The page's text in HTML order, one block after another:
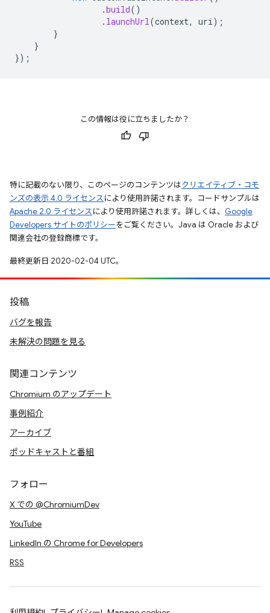
.build()
. launchUrl(context, uri);
}
}
});
この情報は役に立ちましたか？
特に記載のない限り、このページのコンテンツはクリエイティブ・コモ
ンズの表示 4.0 ライセンスにより使用許諾されます。コードサンプルは
Apache 2.0 ライセンスにより使用許諾されます。詳しくは、 Google
Developers サイトのポリシーをご覧ください。Java は Oracle および
関連会社の登録商標です。
最終更新日 2020-02-04 UTC。
投稿
バグを報告
未解決の問題を見る
関連コンテンツ
Chromium のアップデート
事例紹介
アーカイブ
ポッドキャストと番組
フォロー
X での @ChromiumDev
YouTube
LinkedIn の Chrome for Developers
RSS